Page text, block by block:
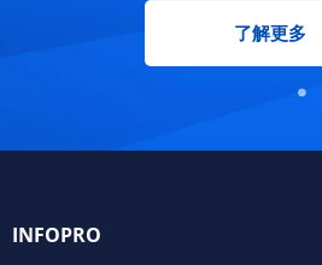
了解更多
INFOPRO